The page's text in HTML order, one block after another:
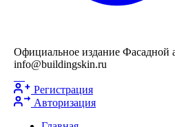
Официальное издание Фасадной
info@buildingskin.ru
Регистрация
Авторизация